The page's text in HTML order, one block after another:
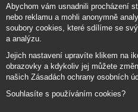
Copyright © 2017–2026BRIDGE
Abychom vám usnadnili procházení
nebo reklamu a mohli anonymně
soubory cookies, které sdílíme se
a analýzu.
Jejich nastavení upravíte klikem na
obrazovky a kdykoliv jej můžete
našich Zásadách ochrany osobních
Souhlasíte s používáním cookies?